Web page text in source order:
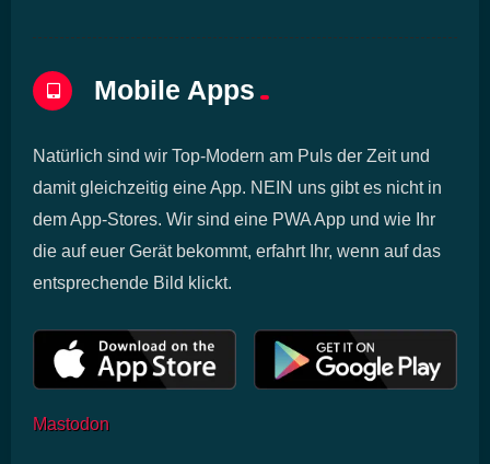
Mobile Apps
Natürlich sind wir Top-Modern am Puls der Zeit und
damit gleichzeitig eine App. NEIN uns gibt es nicht in
dem App-Stores. Wir sind eine PWA App und wie Ihr
die auf euer Gerät bekommt, erfahrt Ihr, wenn auf das
entsprechende Bild klickt.
Mastodon